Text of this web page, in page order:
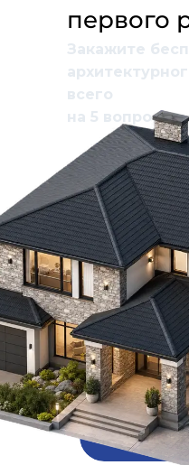
первого
Закажите
всего
на 5 вопросов